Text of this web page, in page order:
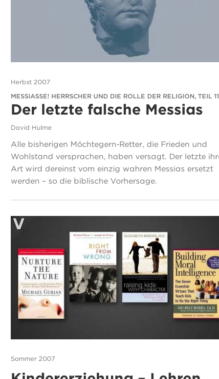
Herbst 2007
MESSIASSE! HERRSCHER UND DIE ROLLE DER RELIGION, TEIL 11
Der letzte falsche Messias
David Hulme
Alle bisherigen Möchtegern-Retter, die Frieden und
Wohlstand versprachen, haben versagt. Der letzte
Art wird dereinst vom einzig wahren Messias ersetzt
werden – so die biblische Vorhersage.
Sommer 2007